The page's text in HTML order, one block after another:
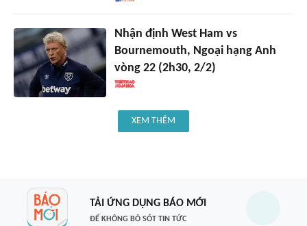
Nhận định West Ham vs
Bournemouth, Ngoại hạng Anh
vòng 22 (2h30, 2/2)
XEM THÊM
TẢI ỨNG DỤNG BÁO MỚI
ĐỂ KHÔNG BỎ SÓT TIN TỨC